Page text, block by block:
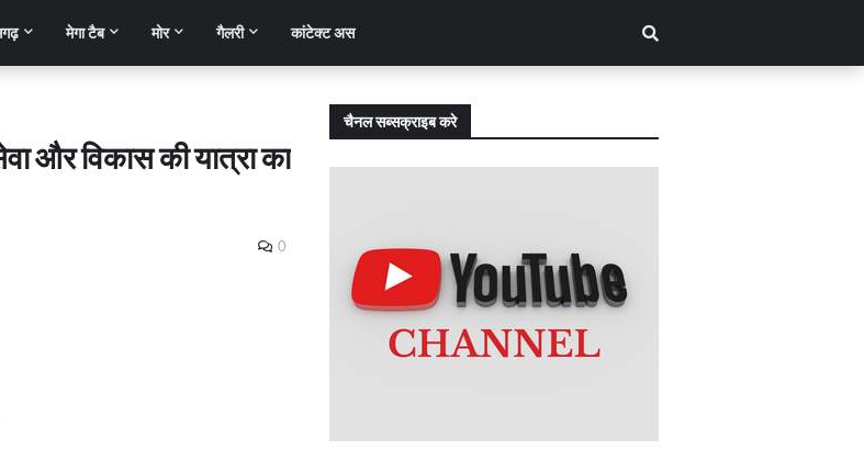
मेगा टैब मोर गैलरी कांटेक्ट अस
और विकास की यात्रा का
0
चैनल सब्सक्राइब करे